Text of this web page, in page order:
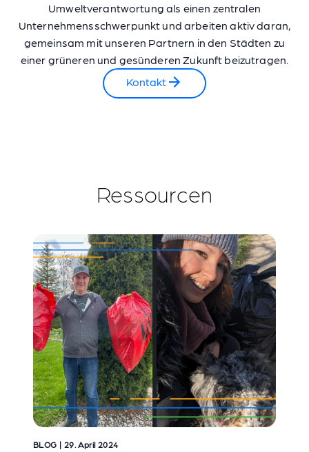
Umweltverantwortung als einen zentralen
Unternehmensschwerpunkt und arbeiten aktiv daran,
gemeinsam mit unseren Partnern in den Städten zu
einer grüneren und gesünderen Zukunft beizutragen.
Kontakt
Ressourcen
BLOG | 29. April 2024